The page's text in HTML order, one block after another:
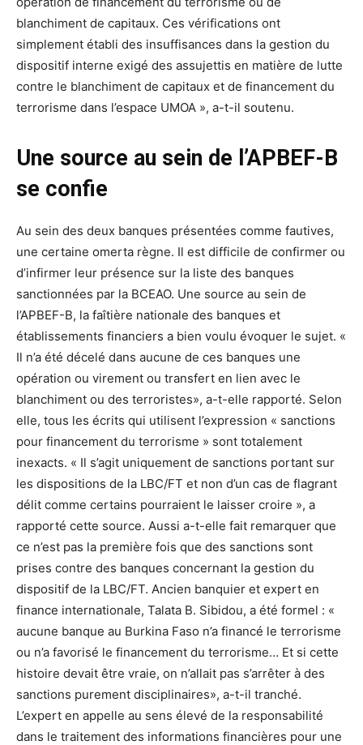
blanchiment de capitaux. Ces vérifications ont
simplement établi des insuffisances dans la gestion du
dispositif interne exigé des assujettis en matière de lutte
contre le blanchiment de capitaux et de financement du
terrorisme dans l’espace UMOA », a-t-il soutenu.
Une source au sein de l’APBEF-B
se confie
Au sein des deux banques présentées comme fautives,
une certaine omerta règne. Il est difficile de confirmer ou
d’infirmer leur présence sur la liste des banques
sanctionnées par la BCEAO. Une source au sein de
l’APBEF-B, la faîtière nationale des banques et
établissements financiers a bien voulu évoquer le sujet. «
Il n’a été décelé dans aucune de ces banques une
opération ou virement ou transfert en lien avec le
blanchiment ou des terroristes», a-t-elle rapporté. Selon
elle, tous les écrits qui utilisent l’expression « sanctions
pour financement du terrorisme » sont totalement
inexacts. « Il s’agit uniquement de sanctions portant sur
les dispositions de la LBC/FT et non d’un cas de flagrant
délit comme certains pourraient le laisser croire », a
rapporté cette source. Aussi a-t-elle fait remarquer que
ce n’est pas la première fois que des sanctions sont
prises contre des banques concernant la gestion du
dispositif de la LBC/FT. Ancien banquier et expert en
finance internationale, Talata B. Sibidou, a été formel : «
aucune banque au Burkina Faso n’a financé le terrorisme
ou n’a favorisé le financement du terrorisme… Et si cette
histoire devait être vraie, on n’allait pas s’arrêter à des
sanctions purement disciplinaires», a-t-il tranché.
L’expert en appelle au sens élevé de la responsabilité
dans le traitement des informations financières pour une